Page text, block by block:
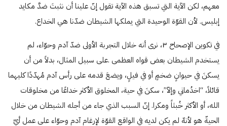
معهم، لكن الآية التي تسبق هذه الآية تقول إنّ علينا أن نثبتَ ضدَّ مكايد
إبليس. لأن القوّة الوحيدة التي يملكها الشيطان ضدّنا هي الخداع.
في تكوين الإصحاح ٣، نرى أنه خلال التجربة الأولى ضدّ آدم وحوّاء، لم
يستخدم الشيطان بعض قواه العظمى .على سبيل المثال، بدلاً من أن
يسكنَ في حيوانٍ ضخمٍ أو في فيلٍ، ويضعَ قدمه على رأس آدم مُهدّدًا كليهما
قائلاً، “اخدُماني وإلاّ”، سكنَ في حية، المخلوق الأكثر خداعًا من مخلوقات
الله، أو الأكثر خُبثاً ومكرا. إنّ السبب الذي جاء من أجله الشيطان من خلال
الحيةّ هو لأنهّ لم يكن لديه في الواقع القوّة لإرغام آدم وحوّاء على عمل أيّ